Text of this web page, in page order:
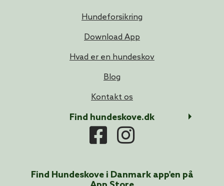
Hundeforsikring
Download App
Hvad er en hundeskov
Blog
Kontakt os
Find hundeskove.dk
Find Hundeskove i Danmark app'en på